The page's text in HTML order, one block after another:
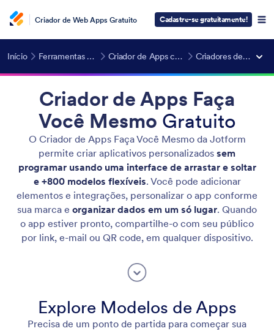
Criador de Web Apps Gratuito Cadastre-se gratuitamente!
Início Ferramentas de IA Criador de Apps com IA Criadores de Apps
Criador de Apps Faça
Você Mesmo Gratuito
O Criador de Apps Faça Você Mesmo da Jotform
permite criar aplicativos personalizados sem
programar usando uma interface de arrastar e soltar
e +800 modelos flexíveis. Você pode adicionar
elementos e integrações, personalizar o app conforme
sua marca e organizar dados em um só lugar. Quando
o app estiver pronto, compartilhe-o com seu público
por link, e-mail ou QR code, em qualquer dispositivo.
Explore Modelos de Apps
Precisa de um ponto de partida para começar sua